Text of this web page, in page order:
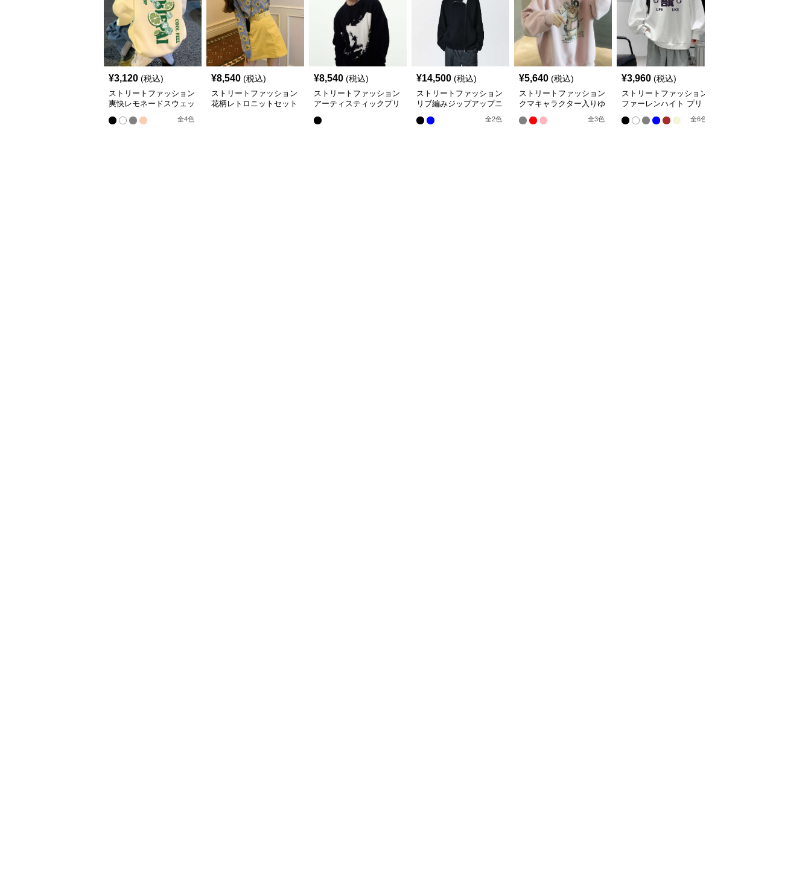
¥3,120 (税込)
ストリートファッション
爽快レモネードスウェッ
全4色
¥8,540 (税込)
ストリートファッション
花柄レトロニットセット
¥8,540 (税込)
ストリートファッション
アーティスティックプリ
ニット
¥14,500 (税込)
ストリートファッション
リブ編みジップアップニ
全2色
¥5,640 (税込)
ストリートファッション
クマキャラクター入りゆ
全3色
¥3,960 (税込)
ストリートファッション
ファーレンハイト プリ
ント オーバーサイズス
ウェット
全6色